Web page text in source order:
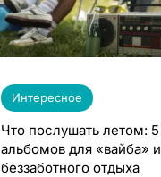
Интересное
Что послушать летом: 5
альбомов для «вайба» и
беззаботного отдыха